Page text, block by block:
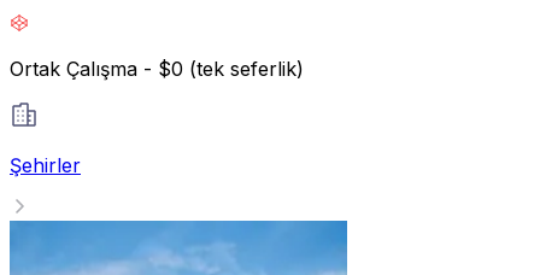
Ortak Çalışma - $0 (tek seferlik)
Şehirler